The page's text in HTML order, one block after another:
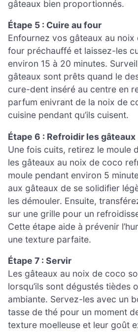
gâteaux bien proportionnés.
Étape 5 : Cuire au four
Enfournez vos gâteaux au
four préchauffé et laissez-les
environ 15 à 20 minutes.
gâteaux sont prêts quand le
cure-dent inséré au centre en
parfum enivrant de la noix de
cuisine pendant qu’ils cuisent.
Étape 6 : Refroidir les gâteaux
Une fois cuits, retirez le moule
les gâteaux au noix de coco
moule pendant environ 5
aux gâteaux de se solidifier
les démouler. Ensuite,
sur une grille pour un
Cette étape aide à prévenir
une texture parfaite.
Étape 7 : Servir
Les gâteaux au noix de coco
lorsqu’ils sont dégustés tièdes
ambiante. Servez-les avec un
tasse de thé pour un moment
texture moelleuse et leur goût